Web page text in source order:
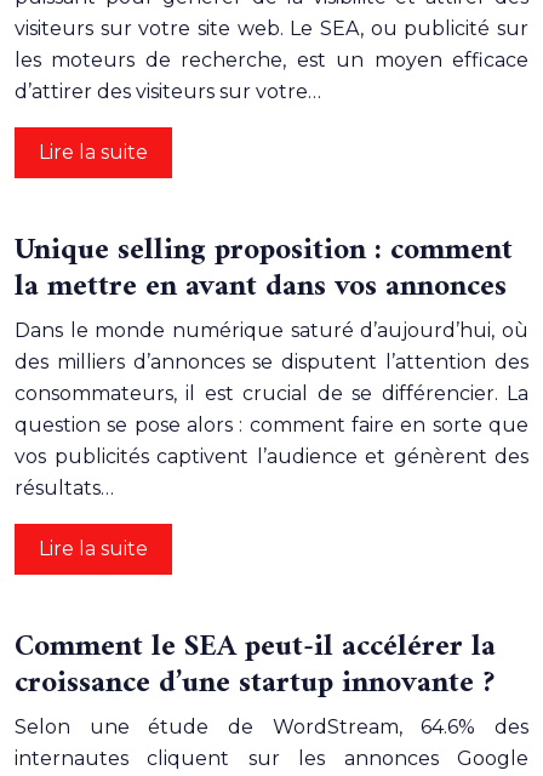
visiteurs sur votre site web. Le SEA, ou publicité sur
les moteurs de recherche, est un moyen efficace
d’attirer des visiteurs sur votre…
Lire la suite
Unique selling proposition : comment
la mettre en avant dans vos annonces
Dans le monde numérique saturé d’aujourd’hui, où
des milliers d’annonces se disputent l’attention des
consommateurs, il est crucial de se différencier. La
question se pose alors : comment faire en sorte que
vos publicités captivent l’audience et génèrent des
résultats…
Lire la suite
Comment le SEA peut-il accélérer la
croissance d’une startup innovante ?
Selon une étude de WordStream, 64.6% des
internautes cliquent sur les annonces Google